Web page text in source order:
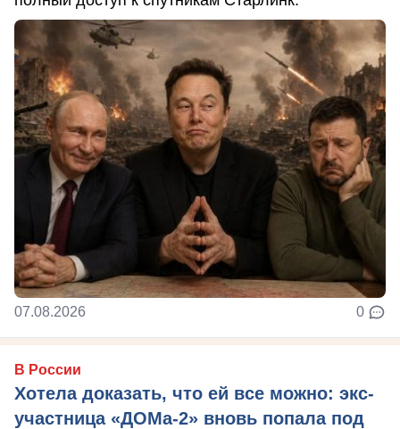
07.08.2026 0
В России
Хотела доказать, что ей все можно: экс-
участница «ДОМа-2» вновь попала под